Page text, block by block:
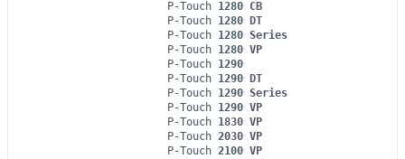
P-Touch 1280 CB
P-Touch 1280 DT
P-Touch 1280 Series
P-Touch 1280 VP
P-Touch 1290
P-Touch 1290 DT
P-Touch 1290 Series
P-Touch 1290 VP
P-Touch 1830 VP
P-Touch 2030 VP
P-Touch 2100 VP